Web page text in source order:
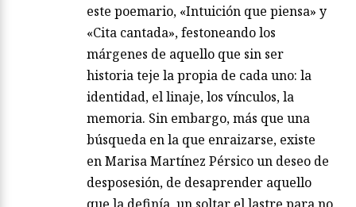
este poemario, «Intuición que piensa» y
«Cita cantada», festoneando los
márgenes de aquello que sin ser
historia teje la propia de cada uno: la
identidad, el linaje, los vínculos, la
memoria. Sin embargo, más que una
búsqueda en la que enraizarse, existe
en Marisa Martínez Pérsico un deseo de
desposesión, de desaprender aquello